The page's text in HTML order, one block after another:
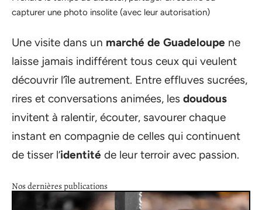
capturer une photo insolite (avec leur autorisation)
Une visite dans un marché de Guadeloupe ne
laisse jamais indifférent tous ceux qui veulent
découvrir l’île autrement. Entre effluves sucrées,
rires et conversations animées, les doudous
invitent à ralentir, écouter, savourer chaque
instant en compagnie de celles qui continuent
de tisser l’identité de leur terroir avec passion.
Nos dernières publications